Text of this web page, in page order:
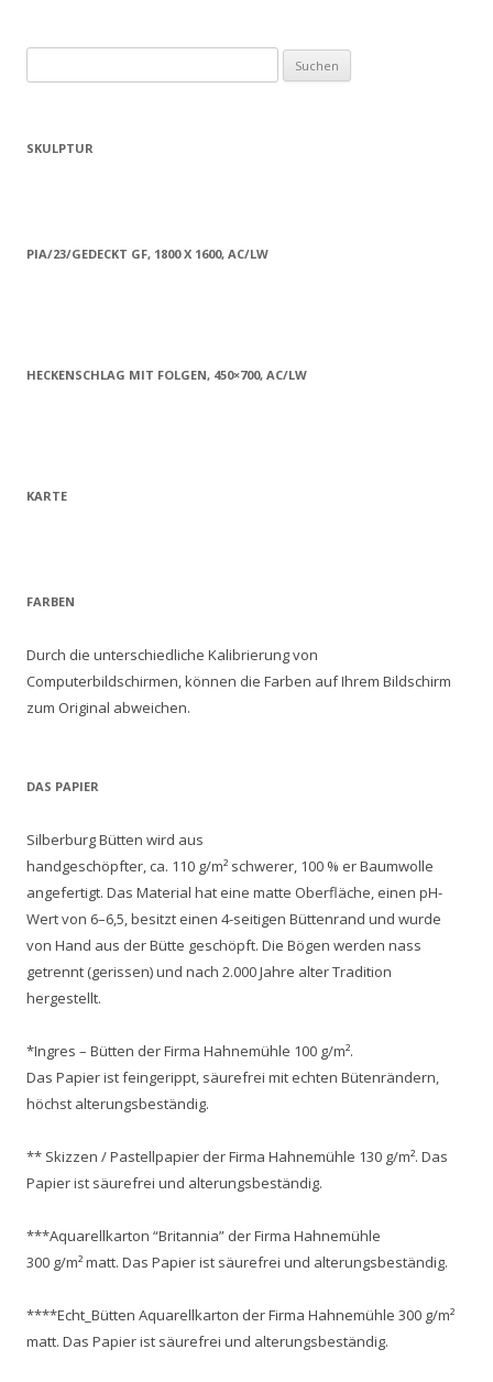
nach:
SKULPTUR
PIA/23/GEDECKT GF, 1800 X 1600, AC/LW
HECKENSCHLAG MIT FOLGEN, 450×700, AC/LW
KARTE
FARBEN
Durch die unterschiedliche Kalibrierung von
Computerbildschirmen, können die Farben auf Ihrem Bildschirm
zum Original abweichen.
DAS PAPIER
Silberburg Bütten wird aus
handgeschöpfter, ca. 110 g/m² schwerer, 100 % er Baumwolle
angefertigt. Das Material hat eine matte Oberfläche, einen pH-
Wert von 6–6,5, besitzt einen 4-seitigen Büttenrand und wurde
von Hand aus der Bütte geschöpft. Die Bögen werden nass
getrennt (gerissen) und nach 2.000 Jahre alter Tradition
hergestellt.
*Ingres – Bütten der Firma Hahnemühle 100 g/m².
Das Papier ist feingerippt, säurefrei mit echten Bütenrändern,
höchst alterungsbeständig.
** Skizzen / Pastellpapier der Firma Hahnemühle 130 g/m². Das
Papier ist säurefrei und alterungsbeständig.
***Aquarellkarton “Britannia” der Firma Hahnemühle
300 g/m² matt. Das Papier ist säurefrei und alterungsbeständig.
****Echt_Bütten Aquarellkarton der Firma Hahnemühle 300 g/m²
matt. Das Papier ist säurefrei und alterungsbeständig.